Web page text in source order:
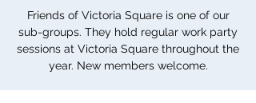
Friends of Victoria Square is one of our
sub-groups. They hold regular work party
sessions at Victoria Square throughout the
year. New members welcome.